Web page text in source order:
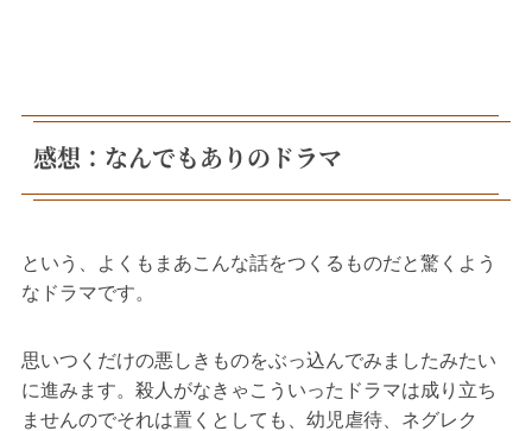
感想：なんでもありのドラマ
という、よくもまあこんな話をつくるものだと驚くよう
なドラマです。
思いつくだけの悪しきものをぶっ込んでみましたみたい
に進みます。殺人がなきゃこういったドラマは成り立ち
ませんのでそれは置くとしても、幼児虐待、ネグレク